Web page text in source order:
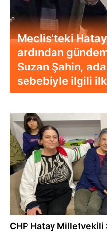
Meclis'teki Hatay
ardından
Suzan Şahin,
sebebiyle ilgili
05.04.2023
CHP Hatay Milletvekili